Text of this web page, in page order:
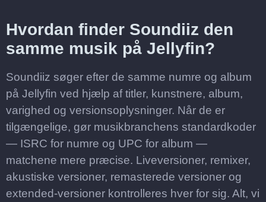
Hvordan finder Soundiiz den
samme musik på Jellyfin?
Soundiiz søger efter de samme numre og album
på Jellyfin ved hjælp af titler, kunstnere, album,
varighed og versionsoplysninger. Når de er
tilgængelige, gør musikbranchens standardkoder
— ISRC for numre og UPC for album —
matchene mere præcise. Liveversioner, remixer,
akustiske versioner, remasterede versioner og
extended-versioner kontrolleres hver for sig. Alt, vi